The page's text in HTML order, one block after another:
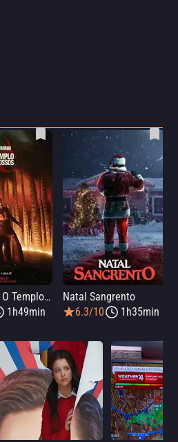
Extermínio: O Templo dos Ossos
1h49min
Natal Sangrento
6.3/10
1h35min